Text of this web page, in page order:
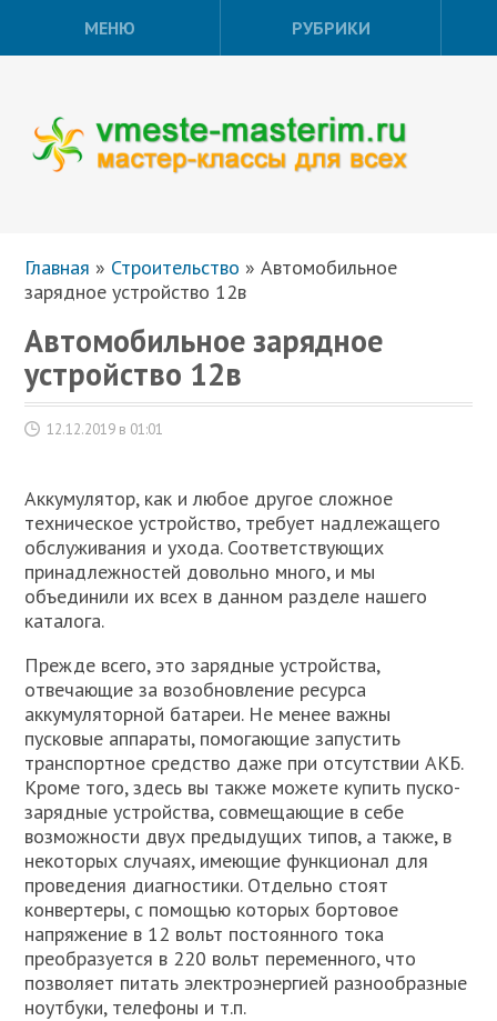
МЕНЮ РУБРИКИ
Главная » Строительство »Автомобильное
зарядное устройство 12в
Автомобильное зарядное
устройство 12в
12.12.2019 в 01:01
Аккумулятор, как и любое другое сложное
техническое устройство, требует надлежащего
обслуживания и ухода. Соответствующих
принадлежностей довольно много, и мы
объединили их всех в данном разделе нашего
каталога.
Прежде всего, это зарядные устройства,
отвечающие за возобновление ресурса
аккумуляторной батареи. Не менее важны
пусковые аппараты, помогающие запустить
транспортное средство даже при отсутствии АКБ.
Кроме того, здесь вы также можете купить пуско-
зарядные устройства, совмещающие в себе
возможности двух предыдущих типов, а также, в
некоторых случаях, имеющие функционал для
проведения диагностики. Отдельно стоят
конвертеры, с помощью которых бортовое
напряжение в 12 вольт постоянного тока
преобразуется в 220 вольт переменного, что
позволяет питать электроэнергией разнообразные
ноутбуки, телефоны и т.п.